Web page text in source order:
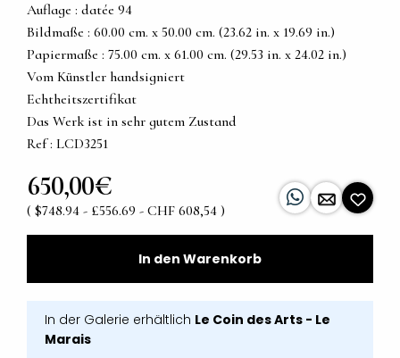
Auflage : datée 94
Bildmaße : 60.00 cm. x 50.00 cm. (23.62 in. x 19.69 in.)
Papiermaße : 75.00 cm. x 61.00 cm. (29.53 in. x 24.02 in.)
Vom Künstler handsigniert
Echtheitszertifikat
Das Werk ist in sehr gutem Zustand
Ref : LCD3251
650,00€
( $748.94 - £556.69 - CHF 608,54 )
In den Warenkorb
In der Galerie erhältlich Le Coin des Arts - Le
Marais